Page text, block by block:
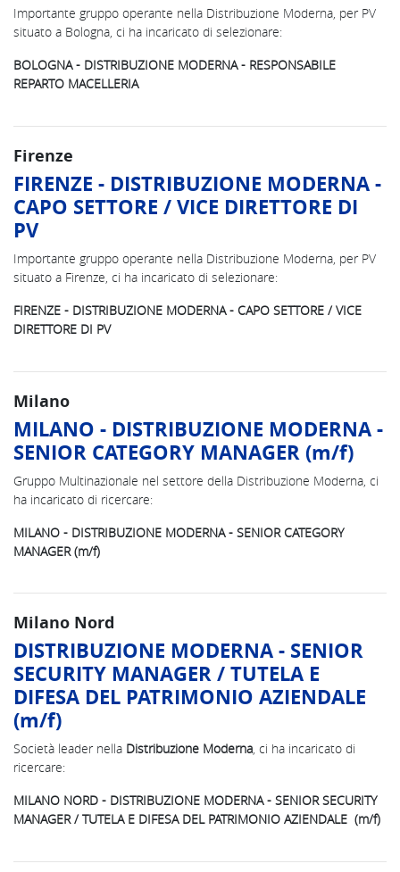
Importante gruppo operante nella Distribuzione Moderna, per PV
situato a Bologna, ci ha incaricato di selezionare:
BOLOGNA - DISTRIBUZIONE MODERNA - RESPONSABILE
REPARTO MACELLERIA
Firenze
FIRENZE - DISTRIBUZIONE MODERNA -
CAPO SETTORE / VICE DIRETTORE DI
PV
Importante gruppo operante nella Distribuzione Moderna, per PV
situato a Firenze, ci ha incaricato di selezionare:
FIRENZE - DISTRIBUZIONE MODERNA - CAPO SETTORE / VICE
DIRETTORE DI PV
Milano
MILANO - DISTRIBUZIONE MODERNA -
SENIOR CATEGORY MANAGER (m/f)
Gruppo Multinazionale nel settore della Distribuzione Moderna, ci
ha incaricato di ricercare:
MILANO - DISTRIBUZIONE MODERNA - SENIOR CATEGORY
MANAGER (m/f)
Milano Nord
DISTRIBUZIONE MODERNA - SENIOR
SECURITY MANAGER / TUTELA E
DIFESA DEL PATRIMONIO AZIENDALE
(m/f)
Società leader nella Distribuzione Moderna, ci ha incaricato di
ricercare:
MILANO NORD - DISTRIBUZIONE MODERNA - SENIOR SECURITY
MANAGER / TUTELA E DIFESA DEL PATRIMONIO AZIENDALE (m/f)